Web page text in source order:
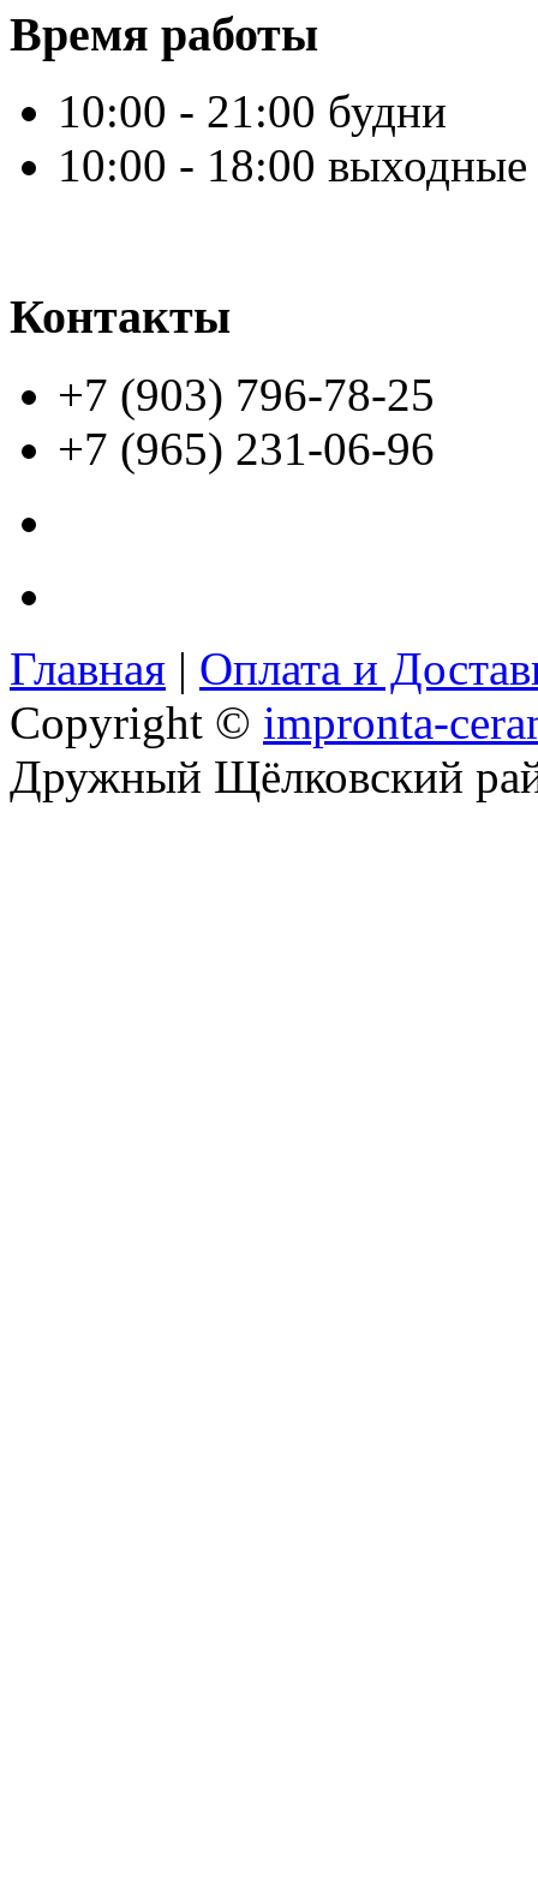
Время работы
10:00 - 21:00 будни
10:00 - 18:00 выходные
Контакты
+7 (903) 796-78-25
+7 (965) 231-06-96
Главная | Оплата и
Copyright © impronta-
Дружный Щёлковский